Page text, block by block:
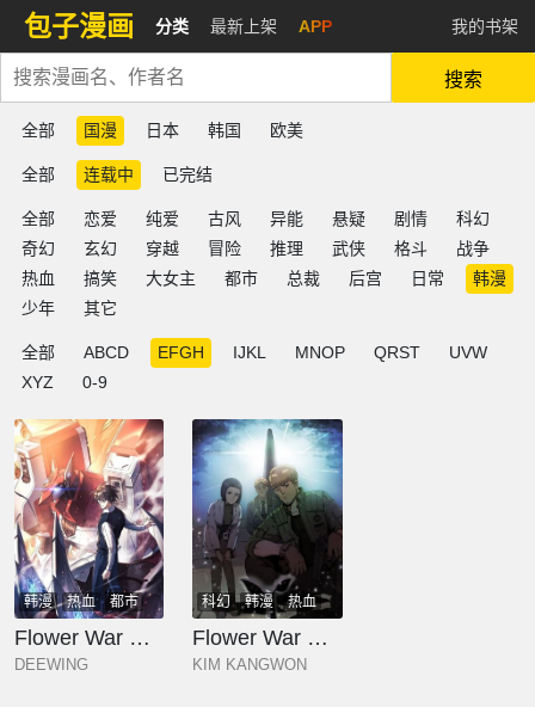
包子漫画 分类 最新上架 APP 我的书架
搜索
全部 国漫 日本 韩国 欧美
全部 连载中 已完结
全部 恋爱 纯爱 古风 异能 悬疑 剧情
科幻
奇幻
玄幻 穿越 冒险 推理 武侠 格斗
战争
热血
搞笑 大女主 都市 总裁 后宫 日常
韩漫
少年
其它
全部 ABCD EFGH IJKL MNOP QRST
UVW
XYZ
0-9
韩漫 热血
都市
奇幻
少年 玄幻
Flower War 第三季
DEEWING
科幻 韩漫
热血
奇幻
少年 玄幻
Flower War 第二季 - 钢铁穹顶
KIM KANGWON